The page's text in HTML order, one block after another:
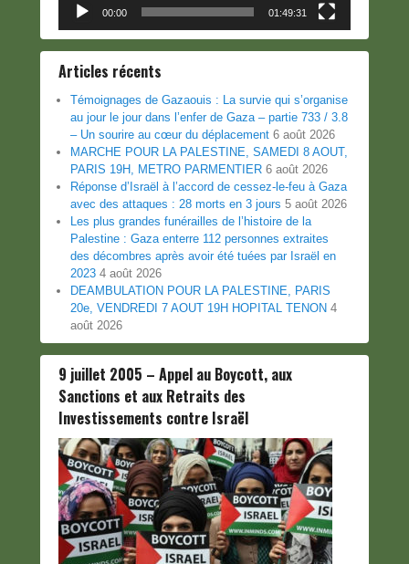
00:00 01:49:31
Articles récents
Témoignages de Gazaouis : La survie qui s’organise
au jour le jour dans l’enfer de Gaza – partie 733 / 3.8
– Un sourire au cœur du déplacement 6 août 2026
MARCHE POUR LA PALESTINE, SAMEDI 8 AOUT,
PARIS 19H, METRO PARMENTIER 6 août 2026
Réponse d’Israël à l’accord de cessez-le-feu à Gaza
avec des attaques : 28 morts en 3 jours 5 août 2026
Les plus grandes funérailles de l’histoire de la
Palestine : Gaza enterre 112 personnes extraites
des décombres après avoir été tuées par Israël en
2023 4 août 2026
DEAMBULATION POUR LA PALESTINE, PARIS
20e, VENDREDI 7 AOUT 19H HOPITAL TENON 4
août 2026
9 juillet 2005 – Appel au Boycott, aux
Sanctions et aux Retraits des
Investissements contre Israël